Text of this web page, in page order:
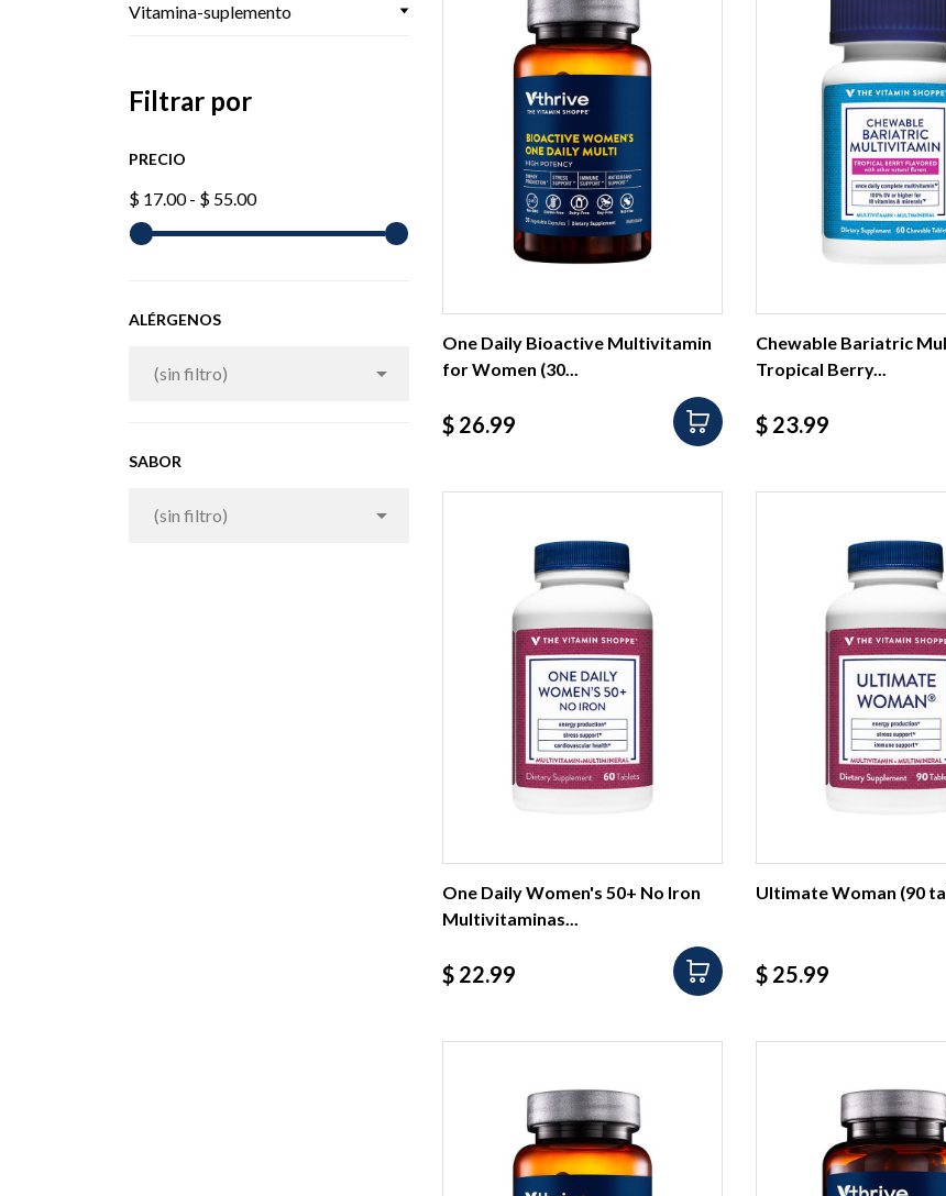
Vitamina-suplemento
Filtrar por
PRECIO
$ 17.00 - $ 55.00
ALÉRGENOS
(sin filtro) 
SABOR
(sin filtro) 
One Daily Bioactive Multivitamin
for Women (30...
Precio
$ 26.99
Chewable Bariatric
Tropical Berry...
Precio
$ 23.99
One Daily Women's 50+ No Iron
Multivitaminas...
Precio
$ 22.99
Ultimate Woman (90
Precio
$ 25.99